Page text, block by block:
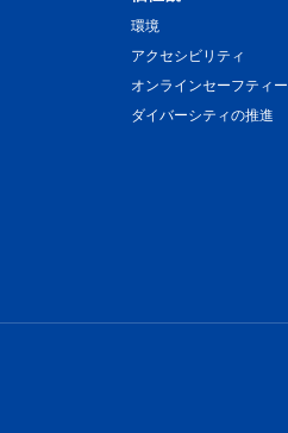
環境
アクセシビリティ
オンラインセーフティー
ダイバーシティの推進